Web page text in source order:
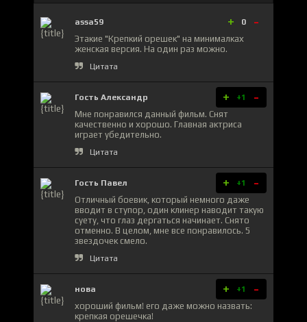
assa59 + 0 -
Этакие "Крепкий орешек" на минималках
женская версия. На один раз можно.
Цитата
Гость Александр + +1 -
Мне понравился данный фильм. Снят
качественно и хорошо. Главная актриса
играет убедительно.
Цитата
Гость Павел + +1 -
Отличный боевик, который немного даже
вводит в ступор, один клинер наводит такую
суету, что глаз дергаться начинает. Снято
отменно. В целом, мне все понравилось. 5
звездочек смело.
Цитата
нова + +1 -
хороший фильм! его даже можно назвать:
крепкая орешечка!